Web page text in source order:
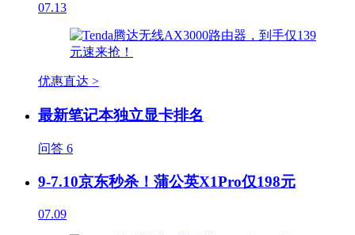
07.13
优惠直达 >
最新笔记本独立显卡排名
问答 6
9-7.10京东秒杀！蒲公英X1Pro仅198元
07.09